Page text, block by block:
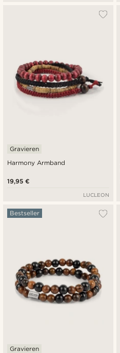
Harmony Armband
Gravieren
19,95 €
LUCLEON
Bestseller
Gravieren